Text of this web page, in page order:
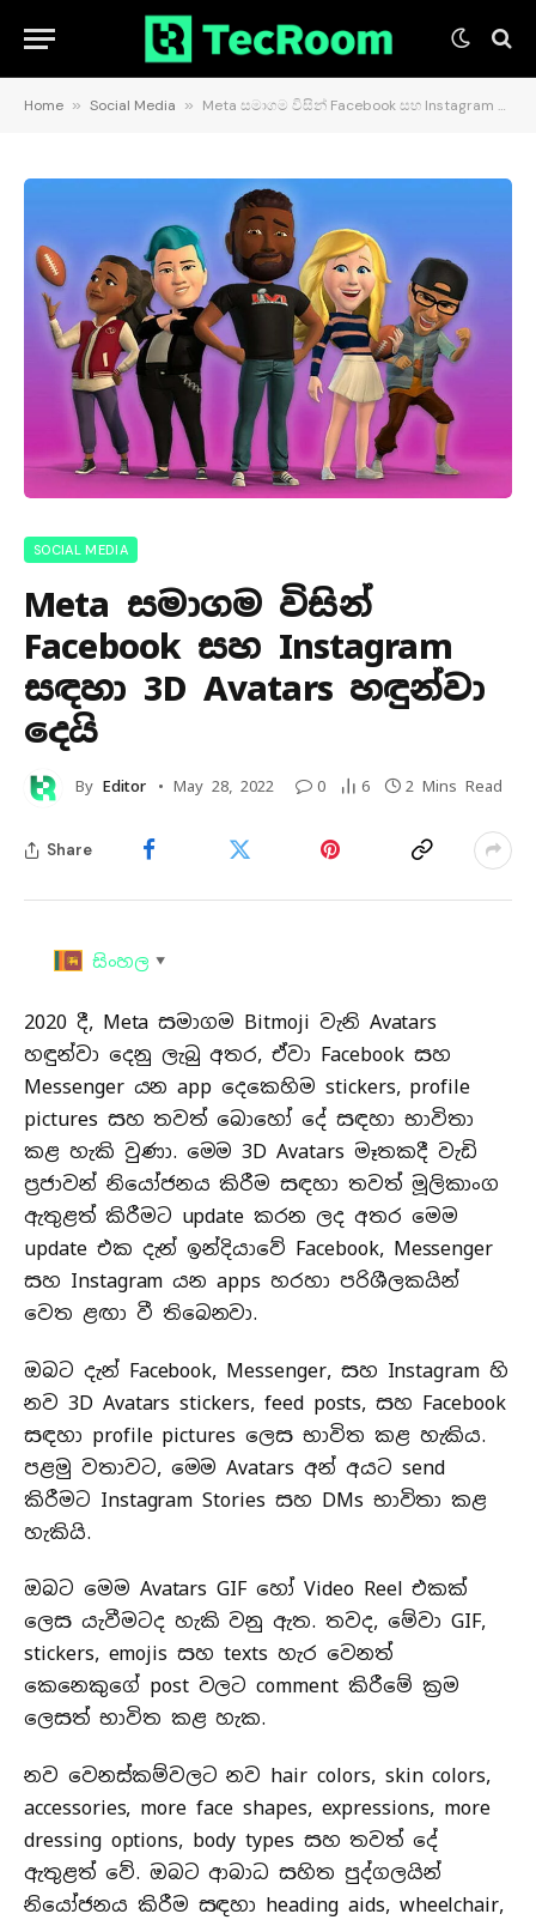
Home » Social Media » Meta සමාගම විසින් Facebook සහ Instagram සඳහා 3D Avatars හඳුන්වා දෙයි
SOCIAL MEDIA
Meta සමාගම විසින්
Facebook සහ Instagram
සඳහා 3D Avatars හඳුන්වා
දෙයි
By Editor May 28, 2022 0 6 2 Mins Read
Share
සිංහල ▼
2020 දී, Meta සමාගම Bitmoji වැනි Avatars
හඳුන්වා දෙනු ලැබු අතර, ඒවා Facebook සහ
Messenger යන app දෙකෙහිම stickers, profile
pictures සහ තවත් බොහෝ දේ සඳහා භාවිතා
කළ හැකි වුණා. මෙම 3D Avatars මෑතකදී වැඩි
ප්‍රජාවන් නියෝජනය කිරීම සඳහා තවත් මූලිකාංග
ඇතුළත් කිරීමට update කරන ලද අතර මෙම
update එක දැන් ඉන්දියාවේ Facebook, Messenger
සහ Instagram යන apps හරහා පරිශීලකයින්
වෙත ළඟා වී තිබෙනවා.
ඔබට දැන් Facebook, Messenger, සහ Instagram හි
නව 3D Avatars stickers, feed posts, සහ Facebook
සඳහා profile pictures ලෙස භාවිත කළ හැකිය.
පළමු වතාවට, මෙම Avatars අන් අයට send
කිරීමට Instagram Stories සහ DMs භාවිතා කළ
හැකියි.
ඔබට මෙම Avatars GIF හෝ Video Reel එකක්
ලෙස යැවීමටද හැකි වනු ඇත. තවද, මේවා GIF,
stickers, emojis සහ texts හැර වෙනත්
කෙනෙකුගේ post වලට comment කිරීමේ ක්‍රම
ලෙසත් භාවිත කළ හැක.
නව වෙනස්කම්වලට නව hair colors, skin colors,
accessories, more face shapes, expressions, more
dressing options, body types සහ තවත් දේ
ඇතුළත් වේ. ඔබට ආබාධ සහිත පුද්ගලයින්
නියෝජනය කිරීම සඳහා heading aids, wheelchair,